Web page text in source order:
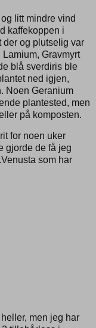
litt mindre vind
kaffekoppen i
der og plutselig var
Gravmyrt
blå sverdiris ble
ned igjen,
Noen Geranium
plantested, men
på komposten.
for noen uker
gjorde de få jeg
som har
men jeg har